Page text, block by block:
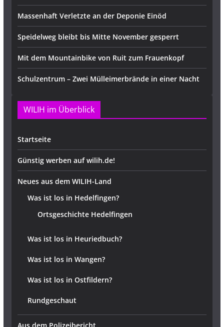
Massenhaft Verletzte an der Deponie Einöd
Speidelweg bleibt bis Mitte November gesperrt
Mit dem Mountainbike von Ruit zum Frauenkopf
Schulzentrum – Zwei Mülleimerbrände in einer Nacht
WILIH im Überblick
Startseite
Günstig werben auf wilih.de!
Neues aus dem WILIH-Land
Was ist los in Hedelfingen?
Ortsgeschichte Hedelfingen
Was ist los in Heuriedbuch?
Was ist los in Wangen?
Was ist los in Ostfildern?
Rundgeschaut